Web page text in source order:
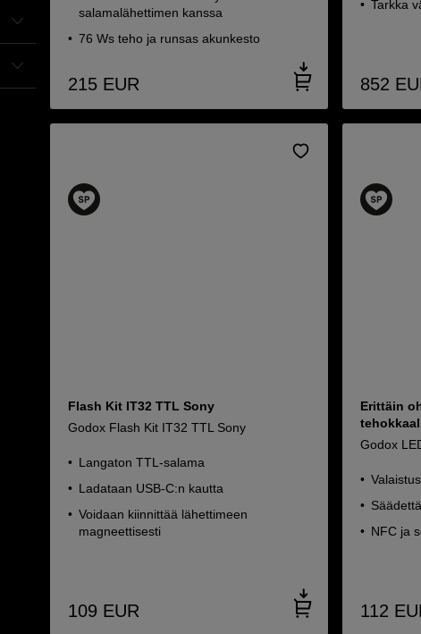
salamalähettimen kanssa
76 Ws teho ja runsas akunkesto
215 EUR
Tarkka
852
Flash Kit IT32 TTL Sony
Godox Flash Kit IT32 TTL Sony
Langaton TTL-salama
Ladataan USB-C:n kautta
Voidaan kiinnittää lähettimeen
magneettisesti
109 EUR
Erittäin
Godox
NFC ja
112